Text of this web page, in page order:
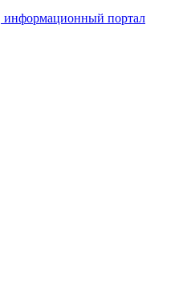
информационный портал